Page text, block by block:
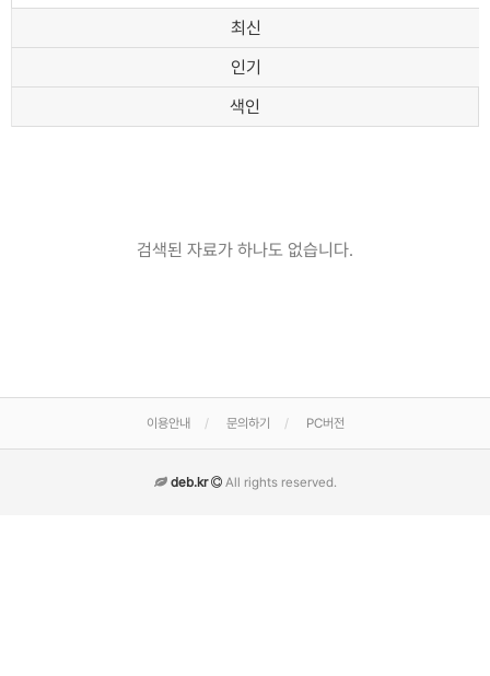
최신
인기
색인
검색된 자료가 하나도 없습니다.
이용안내 문의하기 PC버전
deb.kr All rights reserved.